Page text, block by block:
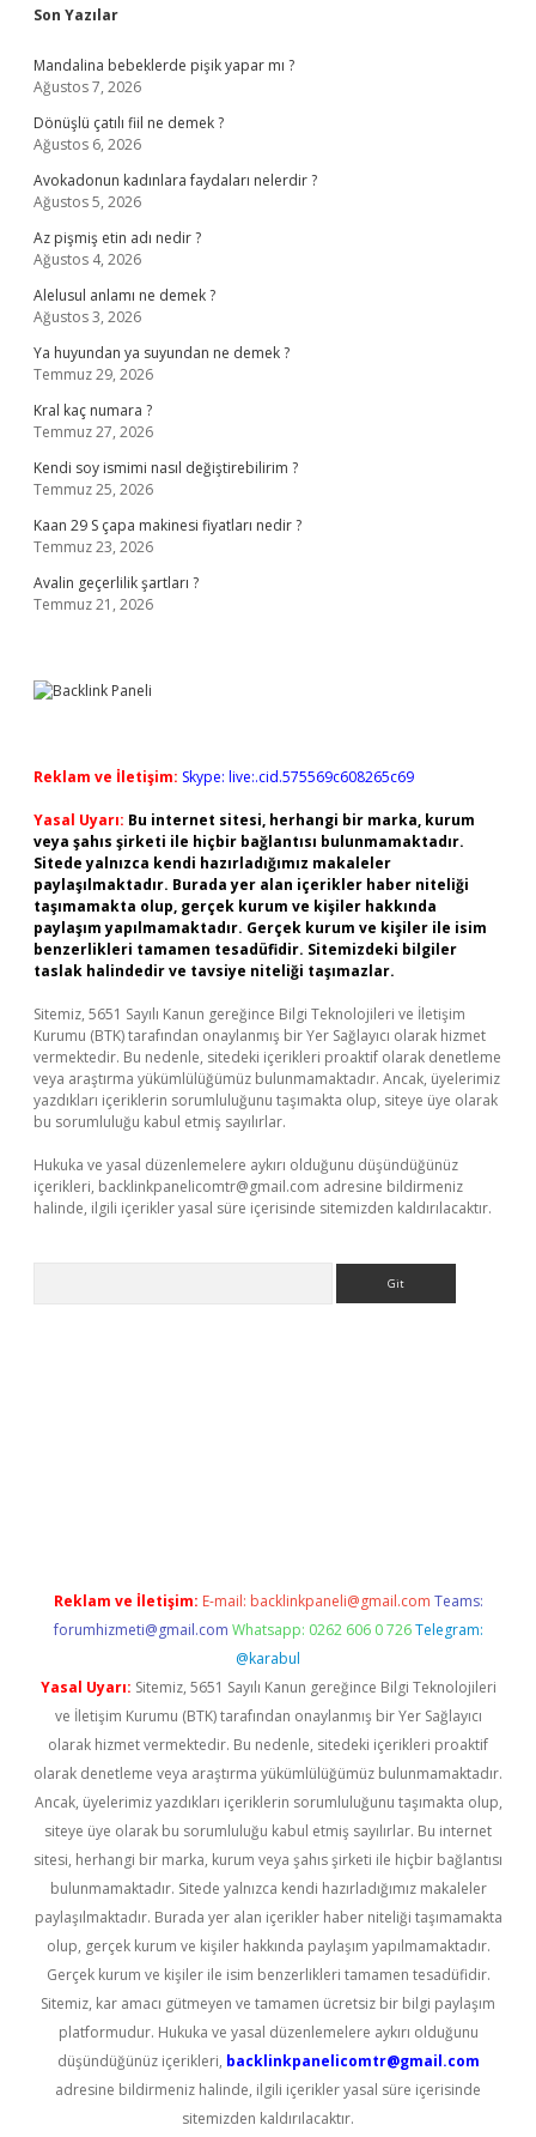
Sidebar
Son Yazılar
Mandalina bebeklerde pişik yapar mı ?
Ağustos 7, 2026
Dönüşlü çatılı fiil ne demek ?
Ağustos 6, 2026
Avokadonun kadınlara faydaları nelerdir ?
Ağustos 5, 2026
Az pişmiş etin adı nedir ?
Ağustos 4, 2026
Alelusul anlamı ne demek ?
Ağustos 3, 2026
Ya huyundan ya suyundan ne demek ?
Temmuz 29, 2026
Kral kaç numara ?
Temmuz 27, 2026
Kendi soy ismimi nasıl değiştirebilirim ?
Temmuz 25, 2026
Kaan 29 S çapa makinesi fiyatları nedir ?
Temmuz 23, 2026
Avalin geçerlilik şartları ?
Temmuz 21, 2026
Reklam ve İletişim: Skype: live:.cid.575569c608265c69
Yasal Uyarı: Bu internet sitesi, herhangi bir marka, kurum
veya şahıs şirketi ile hiçbir bağlantısı bulunmamaktadır.
Sitede yalnızca kendi hazırladığımız makaleler
paylaşılmaktadır. Burada yer alan içerikler haber niteliği
taşımamakta olup, gerçek kurum ve kişiler hakkında
paylaşım yapılmamaktadır. Gerçek kurum ve kişiler ile isim
benzerlikleri tamamen tesadüfidir. Sitemizdeki bilgiler
taslak halindedir ve tavsiye niteliği taşımazlar.
Sitemiz, 5651 Sayılı Kanun gereğince Bilgi Teknolojileri ve İletişim
Kurumu (BTK) tarafından onaylanmış bir Yer Sağlayıcı olarak hizmet
vermektedir. Bu nedenle, sitedeki içerikleri proaktif olarak denetleme
veya araştırma yükümlülüğümüz bulunmamaktadır. Ancak, üyelerimiz
yazdıkları içeriklerin sorumluluğunu taşımakta olup, siteye üye olarak
bu sorumluluğu kabul etmiş sayılırlar.
Hukuka ve yasal düzenlemelere aykırı olduğunu düşündüğünüz
içerikleri, backlinkpanelicomtr@gmail.com adresine bildirmeniz
halinde, ilgili içerikler yasal süre içerisinde sitemizden kaldırılacaktır.
Reklam ve İletişim: E-mail: backlinkpaneli@gmail.com Teams:
forumhizmeti@gmail.com Whatsapp: 0262 606 0 726 Telegram:
@karabul
Yasal Uyarı: Sitemiz, 5651 Sayılı Kanun gereğince Bilgi Teknolojileri
ve İletişim Kurumu (BTK) tarafından onaylanmış bir Yer Sağlayıcı
olarak hizmet vermektedir. Bu nedenle, sitedeki içerikleri proaktif
olarak denetleme veya araştırma yükümlülüğümüz bulunmamaktadır.
Ancak, üyelerimiz yazdıkları içeriklerin sorumluluğunu taşımakta olup,
siteye üye olarak bu sorumluluğu kabul etmiş sayılırlar. Bu internet
sitesi, herhangi bir marka, kurum veya şahıs şirketi ile hiçbir bağlantısı
bulunmamaktadır. Sitede yalnızca kendi hazırladığımız makaleler
paylaşılmaktadır. Burada yer alan içerikler haber niteliği taşımamakta
olup, gerçek kurum ve kişiler hakkında paylaşım yapılmamaktadır.
Gerçek kurum ve kişiler ile isim benzerlikleri tamamen tesadüfidir.
Sitemiz, kar amacı gütmeyen ve tamamen ücretsiz bir bilgi paylaşım
platformudur. Hukuka ve yasal düzenlemelere aykırı olduğunu
düşündüğünüz içerikleri, backlinkpanelicomtr@gmail.com
adresine bildirmeniz halinde, ilgili içerikler yasal süre içerisinde
sitemizden kaldırılacaktır.